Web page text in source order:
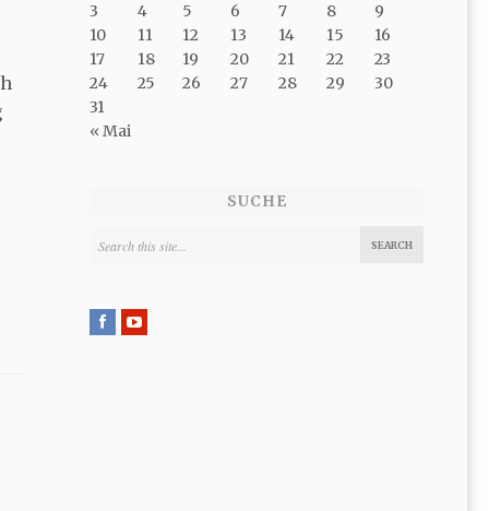
« Mai
3
4 5 6 7 8
9
10
11 12 13 14 15
16
17
18 19 20 21 22
23
24
25 26 27 28 29
30
31
SUCHE